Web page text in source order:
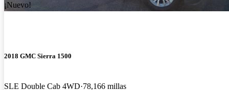
¡Nuevo!
2018 GMC Sierra 1500
SLE Double Cab 4WD 78,166 millas